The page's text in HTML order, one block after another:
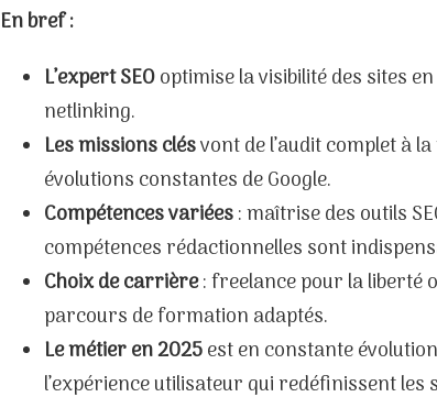
En bref :
L’expert SEOoptimise la visibilité des sites
netlinking.
Les missions clésvont de l’audit complet à
évolutions constantes de Google.
Compétences variées: maîtrise des outils
compétences rédactionnelles sont
Choix de carrière: freelance pour la liberté
parcours de formation adaptés.
Le métier en 2025est en constante
l’expérience utilisateur qui redéfinissent les